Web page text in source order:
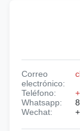
Correo
electrónico:
Teléfono:
Whatsapp:
Wechat: